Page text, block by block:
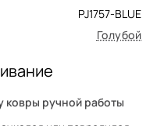
PJ1757-BLUE
Голубой
ковры ручной работы